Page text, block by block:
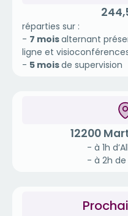
réparties sur :
- 7 moisalternant
ligne et
- 5 moisde supervision
12200
- à 1h
- à 2h